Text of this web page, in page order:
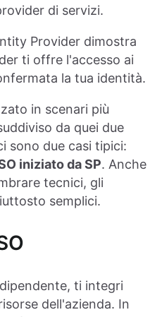
di servizi.
Provider dimostra
ti offre l'accesso ai
la tua identità.
in scenari più
da quei due
sono due casi tipici:
iniziato da SP. Anche
tecnici, gli
semplici.
ti integri
dell'azienda. In